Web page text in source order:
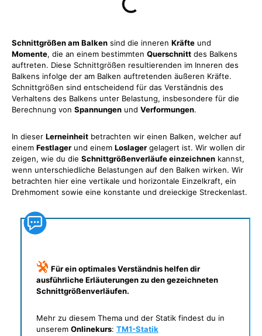
Schnittgrößen am Balken sind die inneren Kräfte und
Momente, die an einem bestimmten Querschnitt des Balkens
auftreten. Diese Schnittgrößen resultierenden im Inneren des
Balkens infolge der am Balken auftretenden äußeren Kräfte.
Schnittgrößen sind entscheidend für das Verständnis des
Verhaltens des Balkens unter Belastung, insbesondere für die
Berechnung von Spannungen und Verformungen.
In dieser Lerneinheit betrachten wir einen Balken, welcher auf
einem Festlager und einem Loslager gelagert ist. Wir wollen dir
zeigen, wie du die Schnittgrößenverläufe einzeichnen kannst,
wenn unterschiedliche Belastungen auf den Balken wirken. Wir
betrachten hier eine vertikale und horizontale Einzelkraft, ein
Drehmoment sowie eine konstante und dreieckige Streckenlast.
Für ein optimales Verständnis helfen dir
ausführliche Erläuterungen zu den gezeichneten
Schnittgrößenverläufen.
Mehr zu diesem Thema und der Statik findest du in
unserem Onlinekurs: TM1-Statik